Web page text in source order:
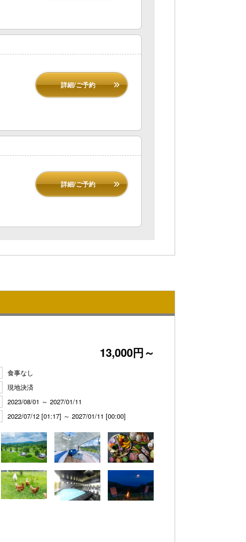
詳細/ご予約
詳細/ご予約
13,000円～
食事なし
現地決済
2023/08/01 ～ 2027/01/11
2022/07/12 [01:17] ～ 2027/01/11 [00:00]